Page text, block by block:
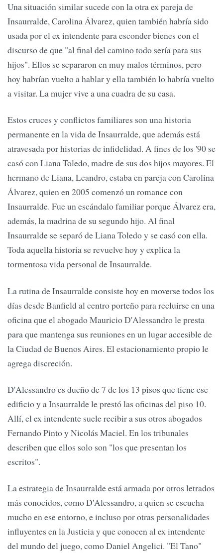
Una situación similar sucede con la otra ex pareja de
Insaurralde, Carolina Álvarez, quien también habría sido
usada por el ex intendente para esconder bienes con el
discurso de que "al final del camino todo sería para sus
hijos". Ellos se separaron en muy malos términos, pero
hoy habrían vuelto a hablar y ella también lo habría vuelto
a visitar. La mujer vive a una cuadra de su casa.
Estos cruces y conflictos familiares son una historia
permanente en la vida de Insaurralde, que además está
atravesada por historias de infidelidad. A fines de los '90 se
casó con Liana Toledo, madre de sus dos hijos mayores. El
hermano de Liana, Leandro, estaba en pareja con Carolina
Álvarez, quien en 2005 comenzó un romance con
Insaurralde. Fue un escándalo familiar porque Álvarez era,
además, la madrina de su segundo hijo. Al final
Insaurralde se separó de Liana Toledo y se casó con ella.
Toda aquella historia se revuelve hoy y explica la
tormentosa vida personal de Insaurralde.
La rutina de Insaurralde consiste hoy en moverse todos los
días desde Banfield al centro porteño para recluirse en una
oficina que el abogado Mauricio D'Alessandro le presta
para que mantenga sus reuniones en un lugar accesible de
la Ciudad de Buenos Aires. El estacionamiento propio le
agrega discreción.
D'Alessandro es dueño de 7 de los 13 pisos que tiene ese
edificio y a Insaurralde le prestó las oficinas del piso 10.
Allí, el ex intendente suele recibir a sus otros abogados
Fernando Pinto y Nicolás Maciel. En los tribunales
describen que ellos solo son "los que presentan los
escritos".
La estrategia de Insaurralde está armada por otros letrados
más conocidos, como D'Alessandro, a quien se escucha
mucho en ese entorno, e incluso por otras personalidades
influyentes en la Justicia y que conocen al ex intendente
del mundo del juego, como Daniel Angelici. "El Tano"